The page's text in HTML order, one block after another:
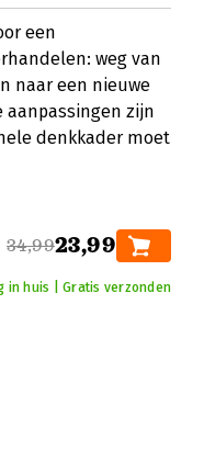
een
weg van
naar een nieuwe
aanpassingen zijn
denkkader moet
34,9923,99
in huis | Gratis verzonden